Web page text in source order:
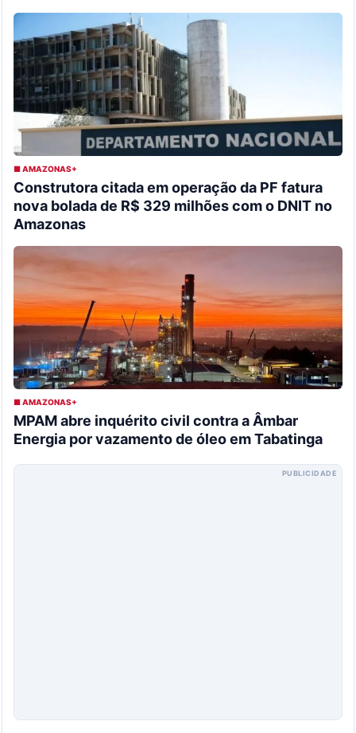
■ AMAZONAS+
Construtora citada em operação da PF fatura
nova bolada de R$ 329 milhões com o DNIT no
Amazonas
■ AMAZONAS+
MPAM abre inquérito civil contra a Âmbar
Energia por vazamento de óleo em Tabatinga
PUBLICIDADE